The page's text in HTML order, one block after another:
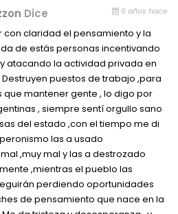
Dice 6 años hace
con claridad el pensamiento y la
de estás personas incentivando
atacando la actividad privada en
puestos de trabajo ,para
mantener gente , lo digo por
, siempre sentí orgullo sano
del estado ,con el tiempo me di
las a usado
,muy mal y las a destrozado
,mientras el pueblo las
perdiendo oportunidades
de pensamiento que nace en la